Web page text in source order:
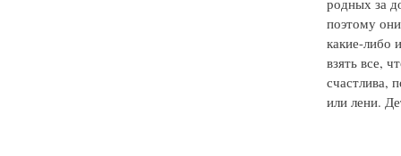
поэтому
какие-либо
взять все,
счастлива,
или лени.